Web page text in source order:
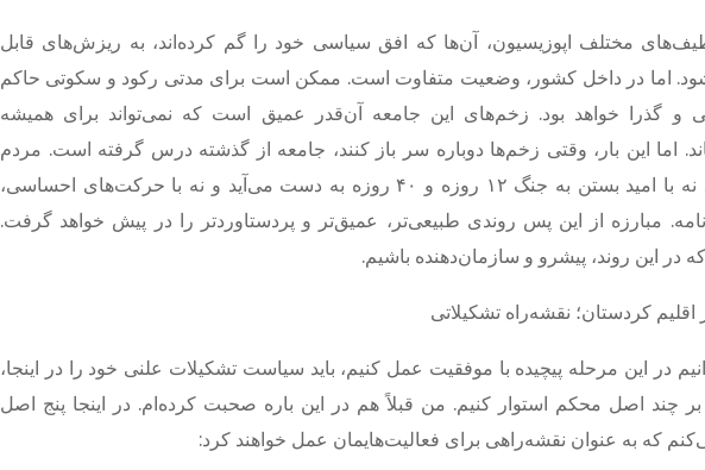
مختلف اپوزیسیون، آن‌ها که افق سیاسی خود را گم کرده‌اند، به ریزش‌های قابل
. اما در داخل کشور، وضعیت متفاوت است. ممکن است برای مدتی رکود و سکوتی حاکم
و گذرا خواهد بود. زخم‌های این جامعه آن‌قدر عمیق است که نمی‌تواند برای همیشه
. اما این بار، وقتی زخم‌ها دوباره سر باز کنند، جامعه از گذشته درس گرفته است. مردم
دریافته‌اند که رهایی نه با امید بستن به جنگ ۱۲ روزه و ۴۰ روزه به دست می‌آید و نه با حرکت‌های احساسی،
. مبارزه از این پس روندی طبیعی‌تر، عمیق‌تر و پردستاوردتر را در پیش خواهد گرفت.
در این روند، پیشرو و سازمان‌دهنده باشیم.
کردستان؛ نقشه‌راه تشکیلاتی
در این مرحله پیچیده با موفقیت عمل کنیم، باید سیاست تشکیلات علنی خود را در اینجا،
بر چند اصل محکم استوار کنیم. من قبلاً هم در این باره صحبت کرده‌ام. در اینجا پنج اصل
که به عنوان نقشه‌راهی برای فعالیت‌هایمان عمل خواهند کرد: